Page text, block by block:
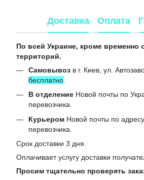
Доставка Оплата
По всей Украине, кроме временно
территорий.
Самовывоз в г. Киев, ул.
бесплатно
В отделение Новой почты по
перевозчика.
Курьером Новой почты по
перевозчика.
Срок доставки 3 дня.
Оплачивает услугу доставки
Просим тщательно проверять